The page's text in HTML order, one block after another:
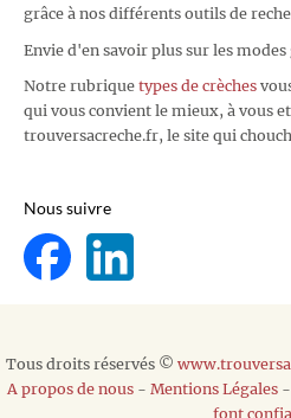
grâce à nos différents outils de
Envie d'en savoir plus sur les modes
Notre rubrique types de crèches
qui vous convient le mieux, à vous
trouversacreche.fr, le site qui
Nous suivre
Tous droits réservés ©
A propos de nous- Mentions Légales-
font